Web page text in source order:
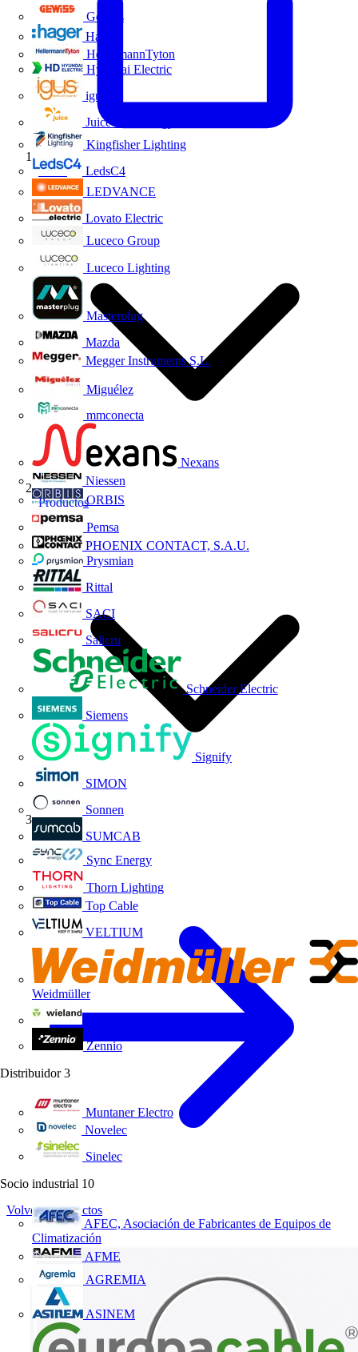
Gewiss
Hager
HellermannTyton
Hyundai Electric
igus
Juice Technology
Kingfisher Lighting
LedsC4
LEDVANCE
Lovato Electric
Luceco Group
Luceco Lighting
Masterplug
Mazda
Megger Instruments S.L.
Miguélez
mmconecta
Nexans
Niessen
ORBIS
Pemsa
PHOENIX CONTACT, S.A.U.
Prysmian
Rittal
SACI
Salicru
Schneider Electric
Siemens
Signify
SIMON
Sonnen
SUMCAB
Sync Energy
Thorn Lighting
Top Cable
VELTIUM
Weidmüller
Zennio
Distribuidor 3
Muntaner Electro
Novelec
Sinelec
Socio industrial 10
AFEC, Asociación de Fabricantes de Equipos de
Climatización
AFME
AGREMIA
ASINEM
Inicio
Productos
Niessen
Volver a Productos